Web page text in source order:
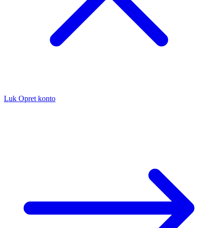
Luk Opret konto